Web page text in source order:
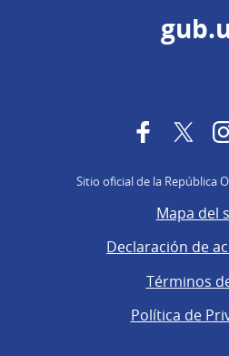
Facebook
Sitio oficial de la República
Mapa del
Declaración de
Términos
Política de